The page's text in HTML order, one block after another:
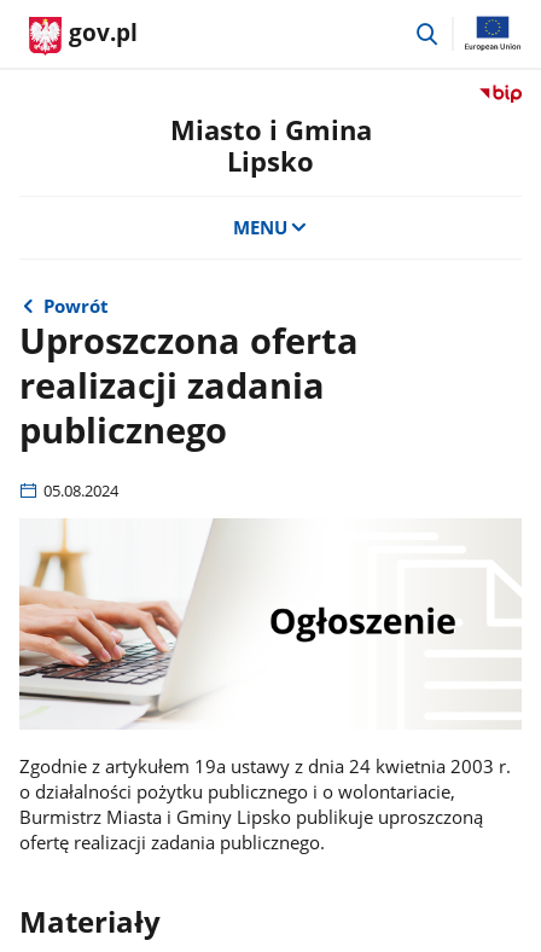
gov.pl
przejdź
Przejdź
Miasto i Gmina
Lipsko
MENU
Powrót
Uproszczona oferta
realizacji zadania
publicznego
05.08.2024
Zgodnie z artykułem 19a ustawy z dnia 24 kwietnia 2003 r.
o działalności pożytku publicznego i o wolontariacie,
Burmistrz Miasta i Gminy Lipsko publikuje uproszczoną
ofertę realizacji zadania publicznego.
Materiały